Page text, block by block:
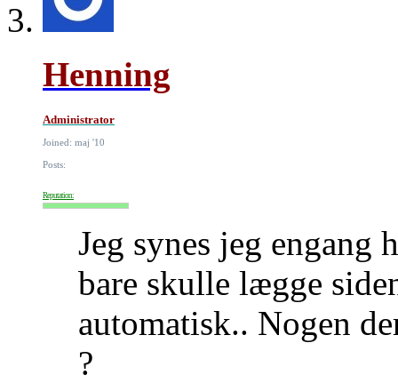
Henning
Administrator
Joined: maj '10
Posts:
Reputation:
Jeg synes jeg engang
bare skulle lægge
automatisk.. Nogen
?